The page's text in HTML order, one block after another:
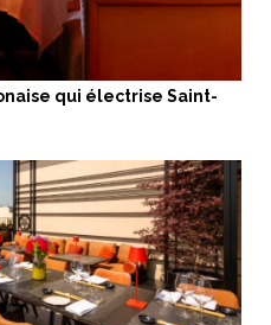
qui électrise Saint-